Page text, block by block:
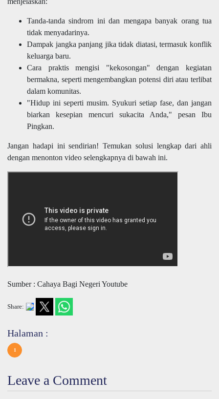
Tanda-tanda sindrom ini dan mengapa banyak orang tua
tidak menyadarinya.
Dampak jangka panjang jika tidak diatasi, termasuk konflik
keluarga baru.
Cara praktis mengisi "kekosongan" dengan kegiatan
bermakna, seperti mengembangkan potensi diri atau terlibat
dalam komunitas.
"Hidup ini seperti musim. Syukuri setiap fase, dan jangan
biarkan kesepian mencuri sukacita Anda," pesan Ibu
Pingkan.
Jangan hadapi ini sendirian! Temukan solusi lengkap dari ahli
dengan menonton video selengkapnya di bawah ini.
Sumber : Cahaya Bagi Negeri Youtube
Share:
Halaman :
1
Leave a Comment